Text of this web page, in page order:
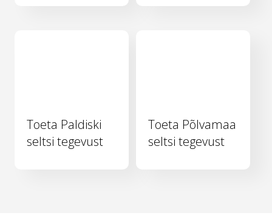
Toeta Paldiski
seltsi tegevust
Toeta Põlvamaa
seltsi tegevust